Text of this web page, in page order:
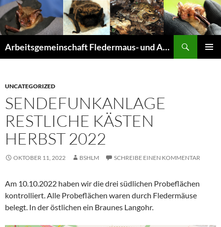
Arbeitsgemeinschaft Fledermaus- und Amphibienschutz Seligenstadt und Mainhausen
UNCATEGORIZED
SENDEFUNKANLAGE
RESTLICHE KÄSTEN
HERBST 2022
OKTOBER 11, 2022 BSHLM SCHREIBE EINEN KOMMENTAR
Am 10.10.2022 haben wir die drei südlichen Probeflächen
kontrolliert. Alle Probeflächen waren durch Fledermäuse
belegt. In der östlichen ein Braunes Langohr.